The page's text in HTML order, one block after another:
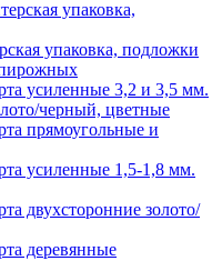
упаковка, подложки
усиленные 3,2 и 3,5 мм.
черный, цветные
прямоугольные и
усиленные 1,5-1,8 мм.
двухсторонние золото/
деревянные